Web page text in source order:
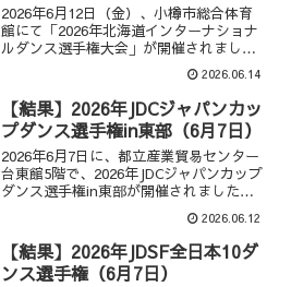
2026年6月12日（金）、小樽市総合体育
館にて「2026年北海道インターナショナ
ルダンス選手権大会」が開催されまし
た。北海道インター・プロフェッショナ
ルプロ・ボールルーム【決勝】1位 金野
哲也 ＆ 井之口 香織2位 景山 雄紀 ＆ 和
田...
2026.06.14
【結果】2026年JDCジャパンカッ
プダンス選手権in東部（6月7日）
2026年6月7日に、都立産業貿易センター
台東館5階で、2026年JDCジャパンカップ
ダンス選手権in東部が開催されました。
プロ・ボールルーム・決勝1位 亀川 隆史
＆ 新保 伊央2位 田中 孝康 ＆ 加藤 美智子
3位 寺門 駿 ＆ 寺門 ...
2026.06.12
【結果】2026年JDSF全日本10ダ
ンス選手権（6月7日）